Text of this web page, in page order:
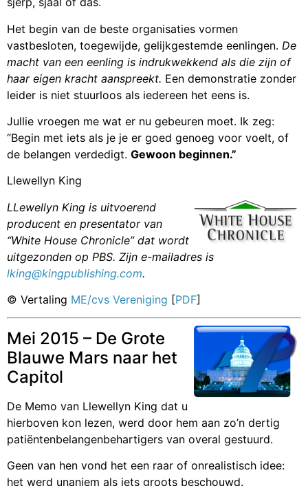
Het begin van de beste organisaties vormen
vastbesloten, toegewijde, gelijkgestemde eenlingen. De
macht van een eenling is indrukwekkend als die zijn of
haar eigen kracht aanspreekt. Een demonstratie zonder
leider is niet stuurloos als iedereen het eens is.
Jullie vroegen me wat er nu gebeuren moet. Ik zeg:
“Begin met iets als je je er goed genoeg voor voelt, of
de belangen verdedigt. Gewoon beginnen.”
Llewellyn King
LLewellyn King is uitvoerend
producent en presentator van
“White House Chronicle” dat wordt
uitgezonden op PBS. Zijn e-mailadres is
lking@kingpublishing.com.
© Vertaling ME/cvs Vereniging [PDF]
Mei 2015 – De Grote
Blauwe Mars naar het
Capitol
De Memo van Llewellyn King dat u
hierboven kon lezen, werd door hem aan zo’n dertig
patiëntenbelangenbehartigers van overal gestuurd.
Geen van hen vond het een raar of onrealistisch idee:
het werd unaniem als iets groots beschouwd.